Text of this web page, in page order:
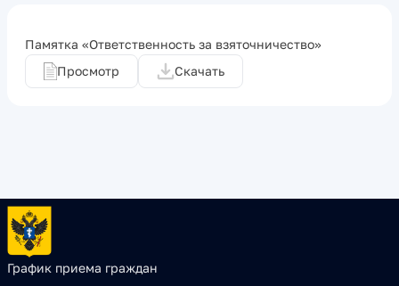
Памятка «Ответственность за взяточничество»
Просмотр
Скачать
График приема граждан